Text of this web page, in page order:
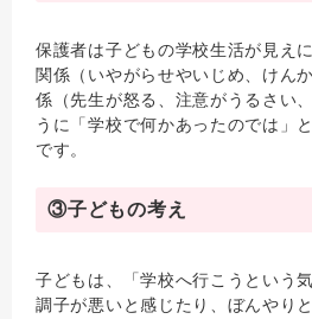
保護者は子どもの学校生活が見え
関係（いやがらせやいじめ、けん
係（先生が怒る、注意がうるさい
うに「学校で何かあったのでは」
です。
③子どもの考え
子どもは、「学校へ行こうという
調子が悪いと感じたり、ぼんやり